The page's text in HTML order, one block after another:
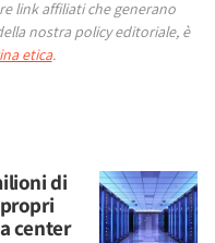
link affiliati che generano
nostra policy editoriale, è
etica.
di
center